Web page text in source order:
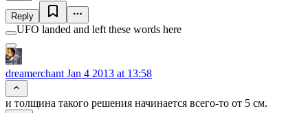
Reply
UFO landed and left these words here
dreamerchant Jan 4 2013 at 13:58
и толщина такого решения начинается всего-то от 5 см.